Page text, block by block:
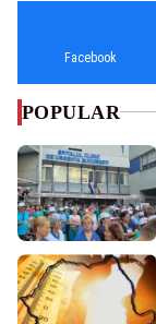
Facebook
POPULAR